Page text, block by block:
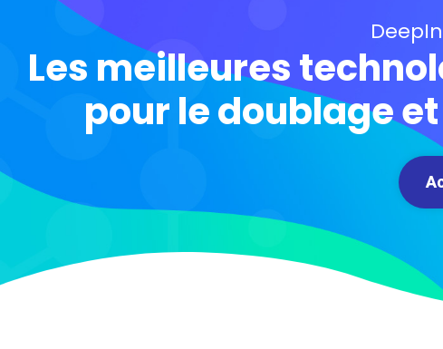
Les meilleures
pour le doublage